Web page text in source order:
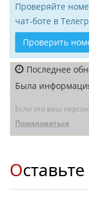
Проверяйте
чат-боте в
Проверить
Последнее
Была
Если это ваш
Пожаловаться